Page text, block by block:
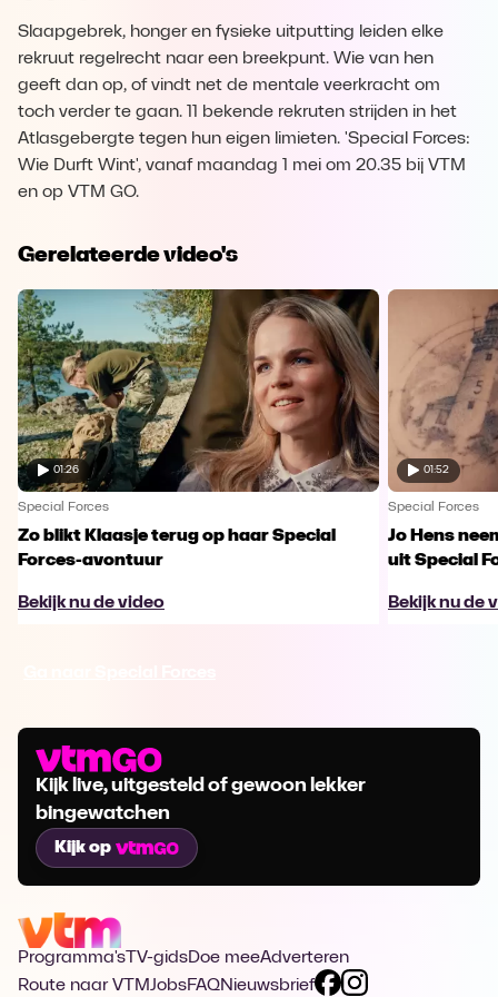
Slaapgebrek, honger en fysieke uitputting leiden elke
rekruut regelrecht naar een breekpunt. Wie van hen
geeft dan op, of vindt net de mentale veerkracht om
toch verder te gaan. 11 bekende rekruten strijden in het
Atlasgebergte tegen hun eigen limieten. 'Special Forces:
Wie Durft Wint', vanaf maandag 1 mei om 20.35 bij VTM
en op VTM GO.
Gerelateerde video's
01:26
Special Forces
Zo blikt Klaasje terug op haar Special
Forces-avontuur
Bekijk nu de video
01:52
Special Forces
Jo Hens
uit Special
Bekijk nu de
Kijk live, uitgesteld of gewoon lekker
bingewatchen
Kijk op
Programma's TV-gidsDoe meeAdverteren
Route naar VTMJobsFAQNieuwsbrief